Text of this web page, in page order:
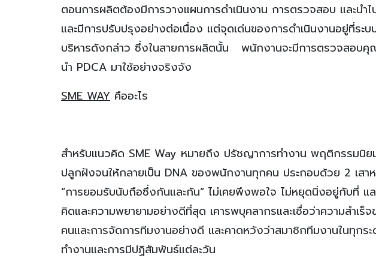
ตอนการผลิตต้องมีการวางแผนการดำเนินงาน การตรวจสอบ และนำ
และมีการปรับปรุงอย่างต่อเนื่อง แต่จุดเด่นของการดำเนินงานอยู่ที่ร
บริหารดังกล่าว ซึ่งในสายการผลิตนั้น พนักงานจะมีการตรวจสอบคุ
นำ PDCA มาใช้อย่างจริงจัง
SME WAY คืออะไร
สำหรับแนวคิด SME Way หมายถึง ปรัชญาการทำงาน พฤติกรรมนิ
ปลูกฝังจนให้กลายเป็น DNA ของพนักงานทุกคน ประกอบด้วย 2 เสา
“การยอมรับนับถือซึ่งกันและกัน” ไม่เคยพึงพอใจ ไม่หยุดนิ่งอยู่กับที่ แ
คิดและความพยายามอย่างดีที่สุด เคารพบุคลากรและเชื่อว่าความสำเ
คนและการจัดการทีมงานอย่างดี และคาดหวังว่าสมาชิกทีมงานในทุก
ทำงานและการมีปฏิสัมพันธ์แต่ละวัน